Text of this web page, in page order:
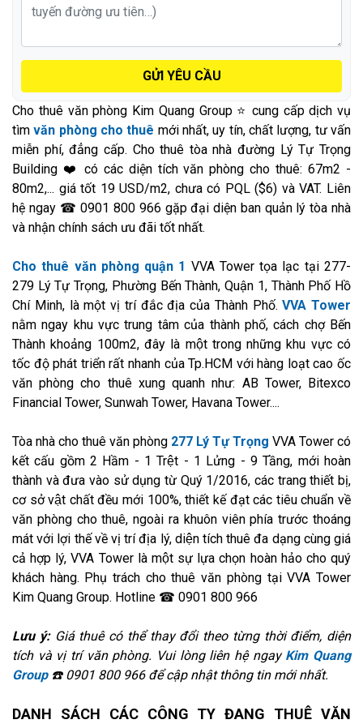
GỬI YÊU CẦU
Cho thuê văn phòng Kim Quang Group ⭐ cung cấp dịch vụ
tìmvăn phòng cho thuê mới nhất, uy tín, chất lượng, tư vấn
miễn phí, đẳng cấp. Cho thuê tòa nhà đường Lý Tự Trọng
Building ❤️ có các diện tích văn phòng cho thuê: 67m2 -
80m2,... giá tốt 19 USD/m2, chưa có PQL ($6) và VAT. Liên
hệ ngay ☎ 0901 800 966 gặp đại diện ban quản lý tòa nhà
và nhận chính sách ưu đãi tốt nhất.
Cho thuê văn phòng quận 1 VVA Tower tọa lạc tại 277-
279 Lý Tự Trọng, Phường Bến Thành, Quận 1, Thành Phố Hồ
Chí Minh, là một vị trí đắc địa của Thành Phố.VVA Tower
nằm ngay khu vực trung tâm của thành phố, cách chợ Bến
Thành khoảng 100m2, đây là một trong những khu vực có
tốc độ phát triển rất nhanh của Tp.HCM với hàng loạt cao ốc
văn phòng cho thuê xung quanh như: AB Tower, Bitexco
Financial Tower, Sunwah Tower, Havana Tower....
Tòa nhà cho thuê văn phòng 277 Lý Tự Trọng VVA Tower có
kết cấu gồm 2 Hầm - 1 Trệt - 1 Lửng - 9 Tầng, mới hoàn
thành và đưa vào sử dụng từ Quý 1/2016, các trang thiết bị,
cơ sở vật chất đều mới 100%, thiết kế đạt các tiêu chuẩn về
văn phòng cho thuê, ngoài ra khuôn viên phía trước thoáng
mát với lợi thế về vị trí địa lý, diện tích thuê đa dạng cùng giá
cả hợp lý, VVA Tower là một sự lựa chọn hoàn hảo cho quý
khách hàng. Phụ trách cho thuê văn phòng tại VVA Tower
Kim Quang Group. Hotline ☎ 0901 800 966
Lưu ý:Giá thuê có thể thay đổi theo từng thời điểm, diện
tích và vị trí văn phòng. Vui lòng liên hệ ngay Kim Quang
Group☎️ 0901 800 966 để cập nhật thông tin mới nhất.
DANH SÁCH CÁC CÔNG TY ĐANG THUÊ VĂN